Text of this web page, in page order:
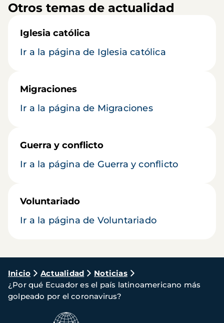
Otros temas de actualidad
Iglesia católica
Ir a la página de Iglesia católica
Migraciones
Ir a la página de Migraciones
Guerra y conflicto
Ir a la página de Guerra y conflicto
Voluntariado
Ir a la página de Voluntariado
Ruta
de
navegación
Inicio Actualidad
Noticias
¿Por qué Ecuador es el país latinoamericano más
golpeado por el coronavirus?